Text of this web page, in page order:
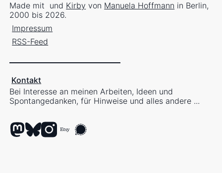
Made mit und Kirby von Manuela Hoffmann in Berlin,
2000 bis 2026.
Impressum
RSS-Feed
Kontakt
Bei Interesse an meinen Arbeiten, Ideen und
Spontangedanken, für Hinweise und alles andere ...